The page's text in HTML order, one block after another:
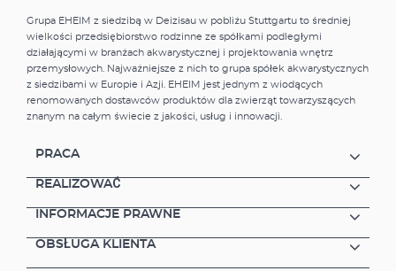
Grupa EHEIM z siedzibą w Deizisau w pobliżu Stuttgartu to średniej
wielkości przedsiębiorstwo rodzinne ze spółkami podległymi
działającymi w branżach akwarystycznej i projektowania wnętrz
przemysłowych. Najważniejsze z nich to grupa spółek akwarystycznych
z siedzibami w Europie i Azji. EHEIM jest jednym z wiodących
renomowanych dostawców produktów dla zwierząt towarzyszących
znanym na całym świecie z jakości, usług i innowacji.
PRACA
REALIZOWAĆ
INFORMACJE PRAWNE
OBSŁUGA KLIENTA